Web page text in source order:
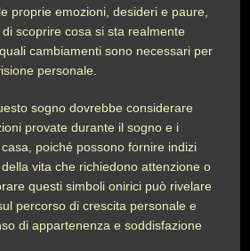
proprie emozioni, desideri e paure,
scoprire cosa si sta realmente
cambiamenti sono necessari per
personale.
sogno dovrebbe considerare
provate durante il sogno e i
poiché possono fornire indizi
vita che richiedono attenzione o
questi simboli onirici può rivelare
percorso di crescita personale e
di appartenenza e soddisfazione